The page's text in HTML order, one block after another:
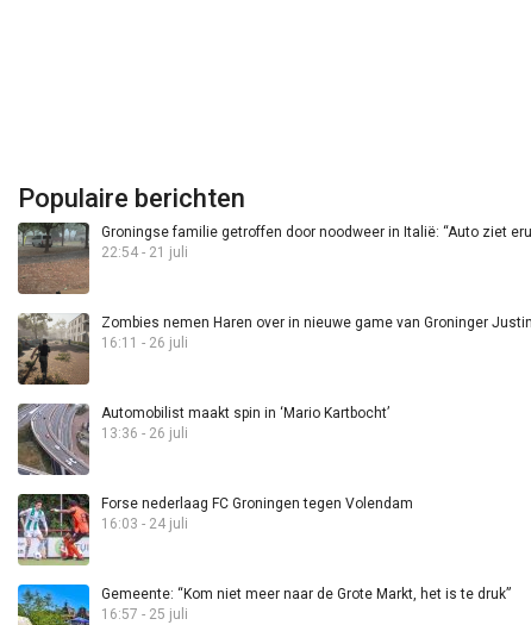
Populaire berichten
Groningse familie getroffen door noodweer in Italië: “Auto ziet
22:54 - 21 juli
Zombies nemen Haren over in nieuwe game van Groninger
16:11 - 26 juli
Automobilist maakt spin in ‘Mario Kartbocht’
13:36 - 26 juli
Forse nederlaag FC Groningen tegen Volendam
16:03 - 24 juli
Gemeente: “Kom niet meer naar de Grote Markt, het is te druk”
16:57 - 25 juli